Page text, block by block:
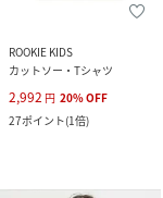
ROOKIE KIDS
カットソー・Tシャツ
2,992 円 20%OFF
27ポイント(1倍)